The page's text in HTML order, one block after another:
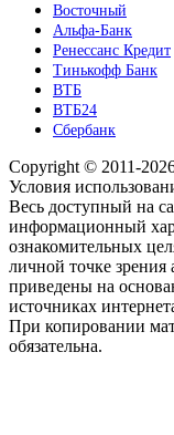
Восточный
Альфа-Банк
Ренессанс Кредит
Тинькофф Банк
ВТБ
ВТБ24
Сбербанк
Copyright © 2011-
Условия
Весь доступный на
информационный
ознакомительных
личной точке зрения
приведены на
источниках
При копировании
обязательна.